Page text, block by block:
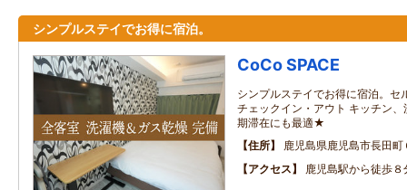
シンプルステイでお得に宿泊。
CoCo SPACE
シンプルステイでお得に宿泊。セ
チェックイン・アウト キッチン
期滞在にも最適★
住所
鹿児島県鹿児島市長田町
アクセス
鹿児島駅から徒歩８